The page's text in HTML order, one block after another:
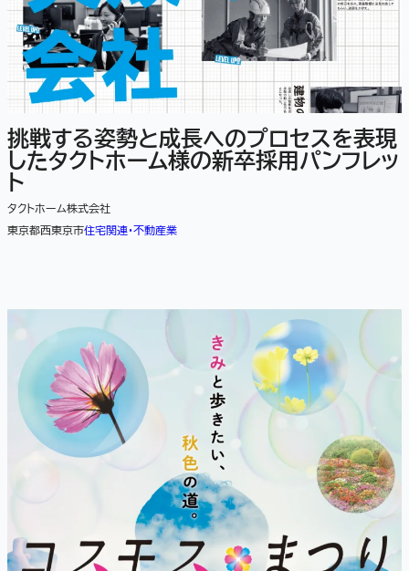
挑戦する姿勢と成長へのプロセスを表現
したタクトホーム様の新卒採用パンフレッ
ト
タクトホーム株式会社
東京都西東京市住宅関連・不動産業